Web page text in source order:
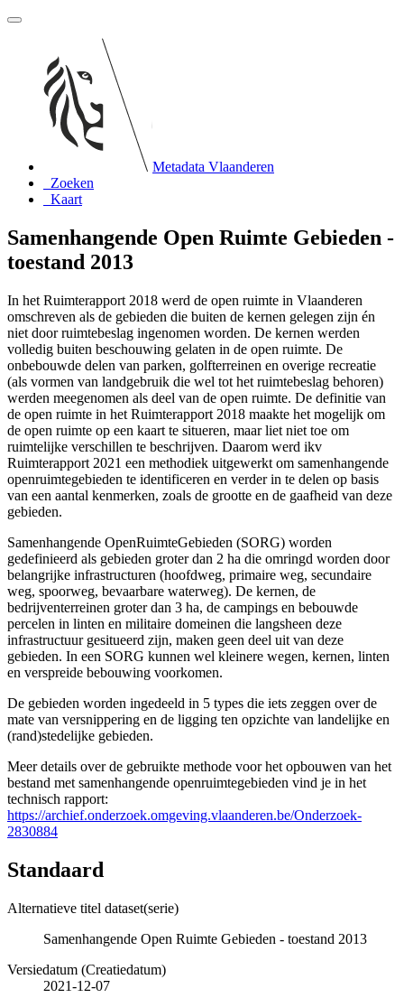
Metadata Vlaanderen
Zoeken
Kaart
Samenhangende Open Ruimte Gebieden -
toestand 2013
In het Ruimterapport 2018 werd de open ruimte in Vlaanderen
omschreven als de gebieden die buiten de kernen gelegen zijn én
niet door ruimtebeslag ingenomen worden. De kernen werden
volledig buiten beschouwing gelaten in de open ruimte. De
onbebouwde delen van parken, golfterreinen en overige recreatie
(als vormen van landgebruik die wel tot het ruimtebeslag behoren)
werden meegenomen als deel van de open ruimte. De definitie van
de open ruimte in het Ruimterapport 2018 maakte het mogelijk om
de open ruimte op een kaart te situeren, maar liet niet toe om
ruimtelijke verschillen te beschrijven. Daarom werd ikv
Ruimterapport 2021 een methodiek uitgewerkt om samenhangende
openruimtegebieden te identificeren en verder in te delen op basis
van een aantal kenmerken, zoals de grootte en de gaafheid van deze
gebieden.
Samenhangende OpenRuimteGebieden (SORG) worden
gedefinieerd als gebieden groter dan 2 ha die omringd worden door
belangrijke infrastructuren (hoofdweg, primaire weg, secundaire
weg, spoorweg, bevaarbare waterweg). De kernen, de
bedrijventerreinen groter dan 3 ha, de campings en bebouwde
percelen in linten en militaire domeinen die langsheen deze
infrastructuur gesitueerd zijn, maken geen deel uit van deze
gebieden. In een SORG kunnen wel kleinere wegen, kernen, linten
en verspreide bebouwing voorkomen.
De gebieden worden ingedeeld in 5 types die iets zeggen over de
mate van versnippering en de ligging ten opzichte van landelijke en
(rand)stedelijke gebieden.
Meer details over de gebruikte methode voor het opbouwen van het
bestand met samenhangende openruimtegebieden vind je in het
technisch rapport:
https://archief.onderzoek.omgeving.vlaanderen.be/Onderzoek-
2830884
Standaard
Alternatieve titel dataset(serie)
Samenhangende Open Ruimte Gebieden - toestand 2013
Versiedatum (Creatiedatum)
2021-12-07